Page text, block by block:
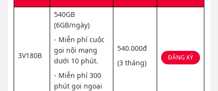
3V180B
540GB
(6GB/ngày)
- Miễn phí cuộc
gọi nội mạng
dưới 10 phút.
- Miễn phí 300
phút gọi ngoại
540.000đ
(3 tháng)
ĐĂNG KÝ